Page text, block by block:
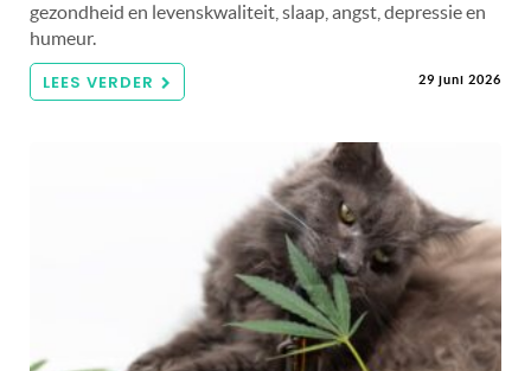
gezondheid en levenskwaliteit, slaap, angst, depressie en
humeur.
LEES VERDER 29 juni 2026